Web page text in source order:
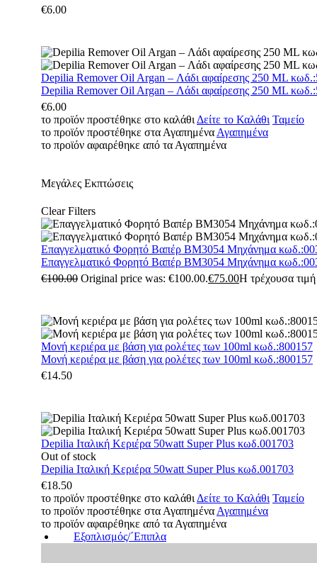
€6.00
Depilia Remover Oil Argan – Λάδι αφαίρεσης 250 ML
Depilia Remover Oil Argan – Λάδι αφαίρεσης 250 ML
€6.00
το προϊόν προστέθηκε στο καλάθι Δείτε το Καλάθι Ταμείο
το προϊόν προστέθηκε στα Αγαπημένα Αγαπημένα
το προϊόν αφαιρέθηκε από τα Αγαπημένα
Μεγάλες Εκπτώσεις
Clear Filters
Επαγγελματικό Φορητό Βαπέρ BM3054 Μηχάνημα
Επαγγελματικό Φορητό Βαπέρ BM3054 Μηχάνημα
€100.00 Original price was: €100.00.€75.00Η τρέχουσα τιμή
Μονή κεριέρα με βάση για ρολέτες των 100ml κωδ.:800157
Μονή κεριέρα με βάση για ρολέτες των 100ml κωδ.:800157
€14.50
Depilia Ιταλική Κεριέρα 50watt Super Plus κωδ.001703
Out of stock
Depilia Ιταλική Κεριέρα 50watt Super Plus κωδ.001703
€18.50
το προϊόν προστέθηκε στο καλάθι Δείτε το Καλάθι Ταμείο
το προϊόν προστέθηκε στα Αγαπημένα Αγαπημένα
το προϊόν αφαιρέθηκε από τα Αγαπημένα
Εξοπλισμός/΄Επιπλα